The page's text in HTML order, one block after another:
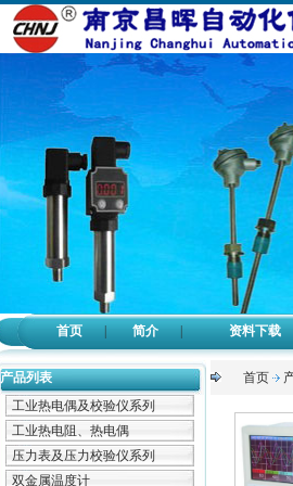
首页 简介 资料下载
产品列表
工业热电偶及校验仪系列
工业热电阻、热电偶
压力表及压力校验仪系列
双金属温度计
首页